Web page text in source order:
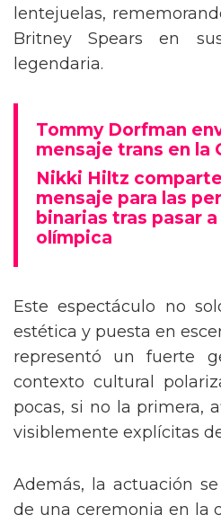
lentejuelas,
Britney Spears en
legendaria.
Tommy Dorfman
mensaje trans en la
Nikki Hiltz
mensaje para las
binarias tras pasar
olímpica
Este espectáculo no
estética y puesta en
representó un fuerte
contexto cultural
pocas, si no la primera,
visiblemente explícitas
Además, la actuación
de una ceremonia en la